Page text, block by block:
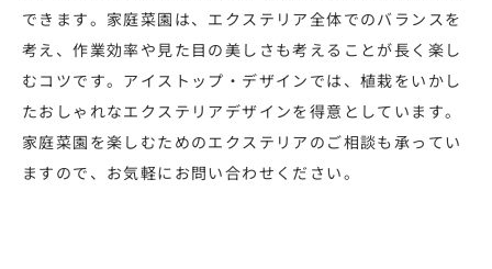
できます。家庭菜園は、エクステリア全体でのバランスを
考え、作業効率や見た目の美しさも考えることが長く楽し
むコツです。アイストップ・デザインでは、植栽をいかし
たおしゃれなエクステリアデザインを得意としています。
家庭菜園を楽しむためのエクステリアのご相談も承ってい
ますので、お気軽にお問い合わせください。